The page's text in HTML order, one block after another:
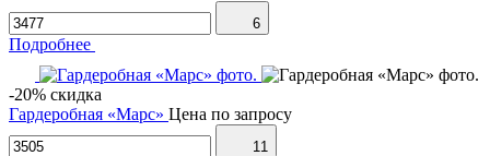
6
Подробнее
-20% скидка
Гардеробная «Марс» Цена по запросу
11